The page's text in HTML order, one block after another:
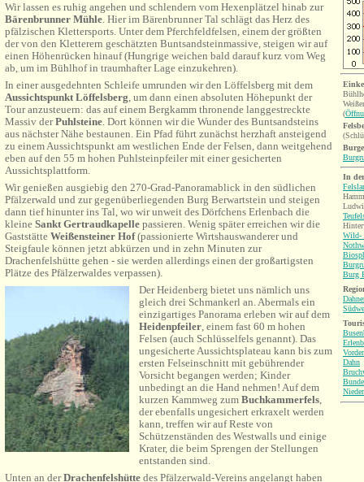
Wir lassen es ruhig angehen und schlendern vom Hexenplätzel hinab zur
Bärenbrunner Mühle. Hier im Bärenbrunner Tal schlägt das Herz des
pfälzischen Klettersports. Unter dem Pferchfeldfelsen, einem der größten
der von den Kletterern geschätzten Buntsandsteinmassive, steigen wir auf
einen Höhenrücken hinauf (Hungrige weichen bald darauf kurz vom Weg
ab, um im Bühlhof in traumhafter Lage einzukehren).
In einer ausgedehnten Schleife umrunden wir den Löffelsberg mit dem
Aussichtspunkt Löffelsberg, um dann einen absoluten Höhepunkt der
Tour anzusteuern: das auf einem Bergkamm thronende langgestreckte
Massiv derPuhlsteine. Dort können wir die Wunder des Buntsandsteins
aus nächster Nähe bestaunen. Ein Pfad führt zunächst herzhaft ansteigend
zu einem Aussichtspunkt am westlichen Ende der Felsen, dann weitgehend
eben auf den 55 m hohen Puhlsteinpfeiler mit einer gesicherten
Aussichtsplattform.
Wir genießen ausgiebig den 270-Grad-Panoramablick in den südlichen
Pfälzerwald und zur gegenüberliegenden Burg Berwartstein und steigen
dann tief hinunterins Tal, wo wir unweit des Dörfchens Erlenbach die
kleine Sankt Gertraudkapelle passieren. Wenig später erreichen wir die
Gaststätte Weißensteiner Hof(passionierte Wirtshauswanderer und
Steigfaule können jetzt abkürzen und in zehn Minuten zur
Drachenfelshütte gehen - sie werden allerdings einen der großartigsten
Plätze des Pfälzerwaldes verpassen).
Der Heidenberg bietet uns nämlich uns
gleich drei Schmankerl an. Abermals ein
einzigartiges Panorama erleben wir auf dem
Heidenpfeiler, einem fast 60 m hohen
Felsen (auch Schlüsselfels genannt). Das
ungesicherte Aussichtsplateau kann bis zum
ersten Felseinschnitt mit gebührender
Vorsicht begangen werden; Kinder
unbedingt an die Hand nehmen! Auf dem
kurzen Kammweg zum Buchkammerfels,
der ebenfalls ungesichert erkraxelt werden
kann, treffen wir auf Reste von
Schützenständen des Westwalls und einige
Krater, die beim Sprengen der Stellungen
entstanden sind.
Unten an derDrachenfelshütte des Pfälzerwald-Vereins angelangt haben
(
In
Wild-
Burg
Dahn